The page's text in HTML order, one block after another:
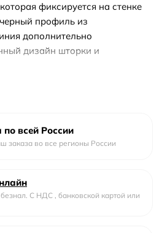
фиксируется на стенке
профиль из
дополнительно
дизайн шторки и
Высота стеклянной
в первоначальном состоянии на
периода. Стоит
для тех, кто хочет
и надежный товар. При этом,
всей России
заказа во все регионы России
С НДС , банковской картой или